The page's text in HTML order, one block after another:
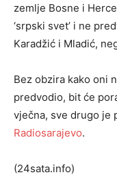
zemlje Bosne i
‘srpski svet’ i ne
Karadžić i Mladić,
Bez obzira kako oni
predvodio, bit će
vječna, sve drugo je
Radiosarajevo.
(24sata.info)